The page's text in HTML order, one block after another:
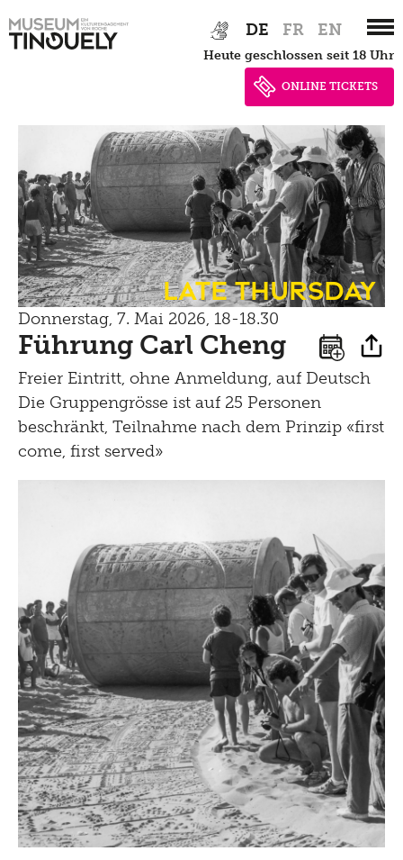
Hauptnavigation
to
DE FR EN
heute geschlossen seit 18 Uhr
ONLINE TICKETS
Picknick
Late Thursday Menu
Late Thursday
Donnerstag, 7. Mai 2026, 18-18.30
Führung Carl Cheng
Freier Eintritt, ohne Anmeldung, auf Deutsch
Die Gruppengrösse ist auf 25 Personen
beschränkt, Teilnahme nach dem Prinzip «first
come, first served»